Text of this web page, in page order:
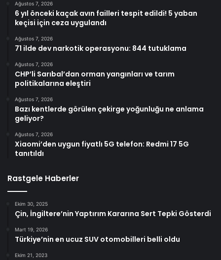
Ağustos 7, 2026
6 yıl önceki kaçak avın failleri tespit edildi! 5 yaban
keçisi için ceza uygulandı
Ağustos 7, 2026
71 ilde dev narkotik operasyonu: 844 tutuklama
Ağustos 7, 2026
CHP’li Sarıbal’dan orman yangınları ve tarım
politikalarına eleştiri
Ağustos 7, 2026
Bazı kentlerde görülen çekirge yoğunluğu ne anlama
geliyor?
Ağustos 7, 2026
Xiaomi’den uygun fiyatlı 5G telefon: Redmi 17 5G
tanıtıldı
Rastgele Haberler
Ekim 30, 2025
Çin, İngiltere’nin Yaptırım Kararına Sert Tepki Gösterdi
Mart 19, 2026
Türkiye’nin en ucuz SUV otomobilleri belli oldu
Ekim 21, 2023